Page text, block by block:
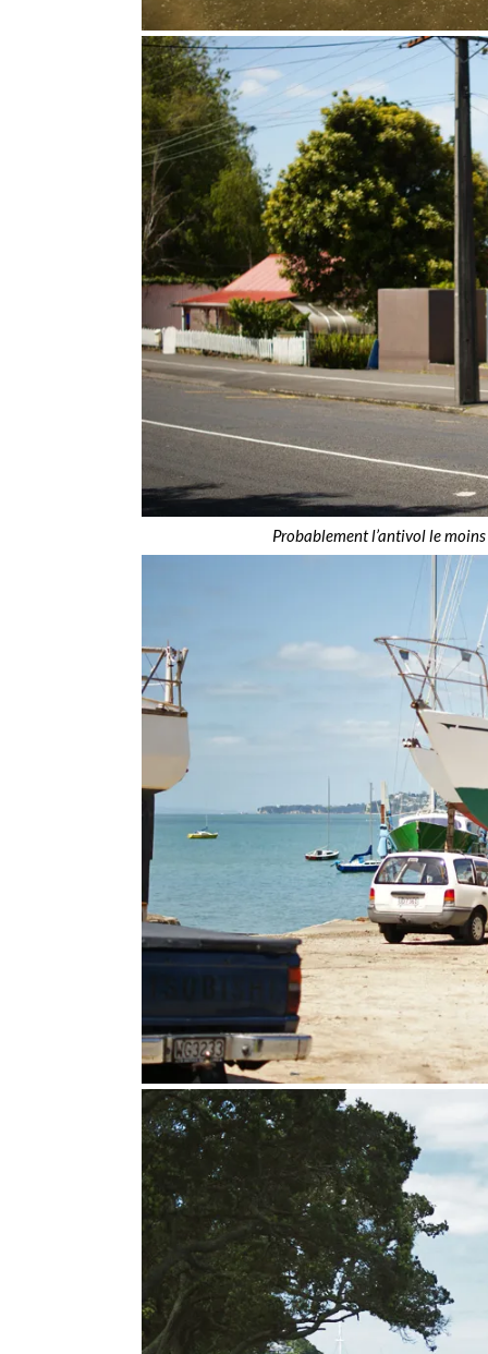
Probablement l’antivol le